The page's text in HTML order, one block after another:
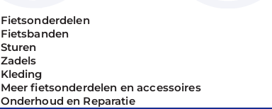
Fietsonderdelen
Fietsbanden
Sturen
Zadels
Kleding
Meer fietsonderdelen en accessoires
Onderhoud en Reparatie